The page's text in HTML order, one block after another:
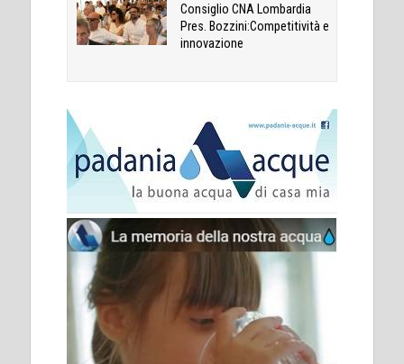
Consiglio CNA Lombardia
Pres. Bozzini:Competitività e
innovazione